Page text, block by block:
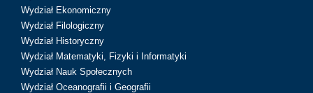
Wydział Ekonomiczny
Wydział Filologiczny
Wydział Historyczny
Wydział Matematyki, Fizyki i Informatyki
Wydział Nauk Społecznych
Wydział Oceanografii i Geografii